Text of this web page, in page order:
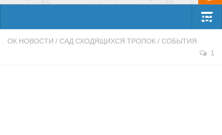
События
ОК НОВОСТИ / САД СХОДЯЩИХСЯ ТРОПОК / СОБЫТИЯ
1